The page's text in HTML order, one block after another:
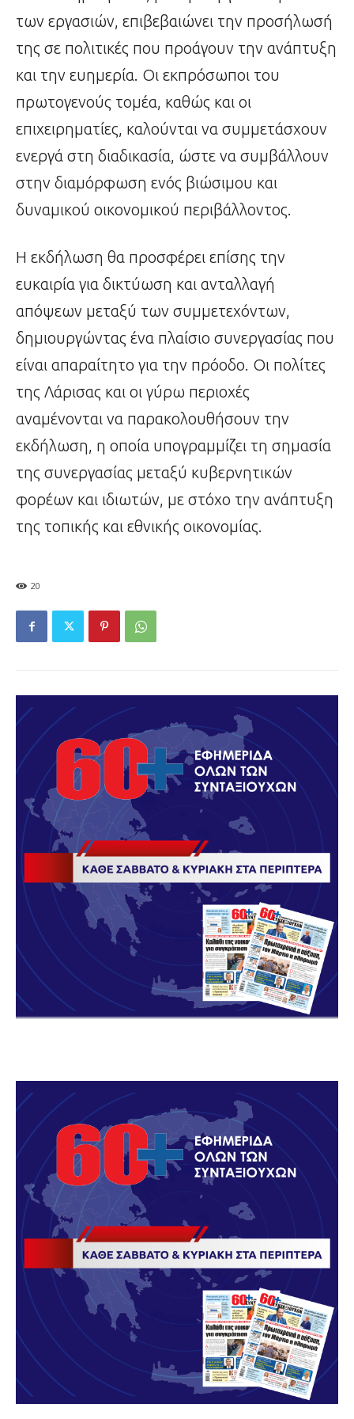
των εργασιών, επιβεβαιώνει την προσήλωσή
της σε πολιτικές που προάγουν την ανάπτυξη
και την ευημερία. Οι εκπρόσωποι του
πρωτογενούς τομέα, καθώς και οι
επιχειρηματίες, καλούνται να συμμετάσχουν
ενεργά στη διαδικασία, ώστε να συμβάλλουν
στην διαμόρφωση ενός βιώσιμου και
δυναμικού οικονομικού περιβάλλοντος.
Η εκδήλωση θα προσφέρει επίσης την
ευκαιρία για δικτύωση και ανταλλαγή
απόψεων μεταξύ των συμμετεχόντων,
δημιουργώντας ένα πλαίσιο συνεργασίας που
είναι απαραίτητο για την πρόοδο. Οι πολίτες
της Λάρισας και οι γύρω περιοχές
αναμένονται να παρακολουθήσουν την
εκδήλωση, η οποία υπογραμμίζει τη σημασία
της συνεργασίας μεταξύ κυβερνητικών
φορέων και ιδιωτών, με στόχο την ανάπτυξη
της τοπικής και εθνικής οικονομίας.
20